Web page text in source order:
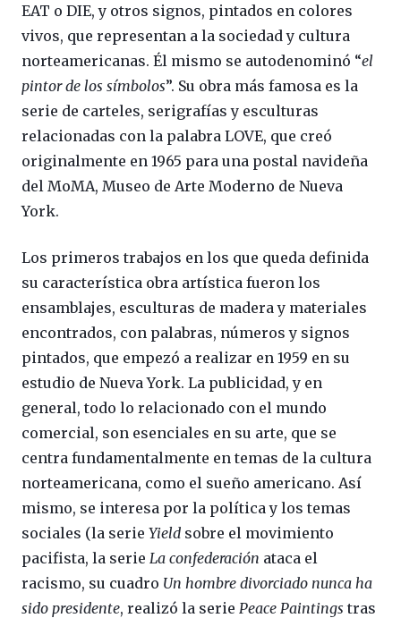
EAT o DIE, y otros signos, pintados en colores
vivos, que representan a la sociedad y cultura
norteamericanas. Él mismo se autodenominó “el
pintor de los símbolos”. Su obra más famosa es la
serie de carteles, serigrafías y esculturas
relacionadas con la palabra LOVE, que creó
originalmente en 1965 para una postal navideña
del MoMA, Museo de Arte Moderno de Nueva
York.
Los primeros trabajos en los que queda definida
su característica obra artística fueron los
ensamblajes, esculturas de madera y materiales
encontrados, con palabras, números y signos
pintados, que empezó a realizar en 1959 en su
estudio de Nueva York. La publicidad, y en
general, todo lo relacionado con el mundo
comercial, son esenciales en su arte, que se
centra fundamentalmente en temas de la cultura
norteamericana, como el sueño americano. Así
mismo, se interesa por la política y los temas
sociales (la serie Yield sobre el movimiento
pacifista, la serie La confederación ataca el
racismo, su cuadro Un hombre divorciado nunca ha
sido presidente, realizó la serie Peace Paintings tras